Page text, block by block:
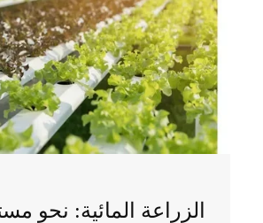
الزراعة المائية: نحو